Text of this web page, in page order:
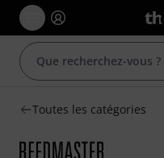
Toutes les catégories